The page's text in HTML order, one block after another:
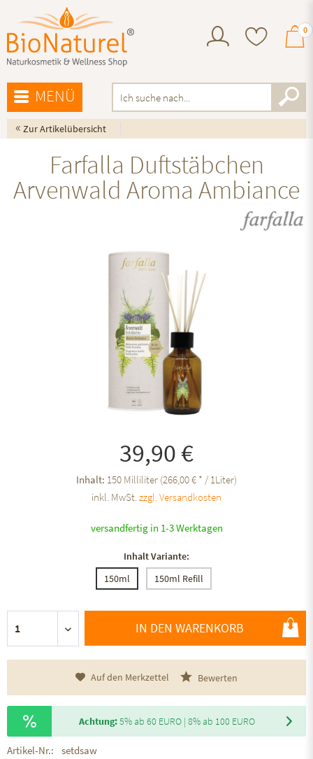
0
MENÜ
« Zur Artikelübersicht
Farfalla Duftstäbchen
Arvenwald Aroma Ambiance
39,90 €
Inhalt: 150 Milliliter (266,00 € * / 1Liter)
inkl. MwSt.zzgl. Versandkosten
versandfertig in 1-3 Werktagen
Inhalt Variante:
150ml
150ml Refill
IN DEN WARENKORB
Auf den Merkzettel Bewerten
Achtung:5% ab 60 EURO | 8% ab 100 EURO
Artikel-Nr.:
setdsaw